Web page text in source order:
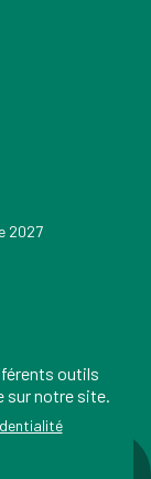
2027
outils
sur notre site.